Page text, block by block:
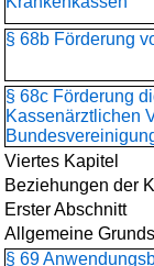
§ 68b Förderung
§ 68c Förderung
Kassenärztlichen
Viertes Kapitel
Beziehungen der
Erster Abschnitt
Allgemeine
§ 69